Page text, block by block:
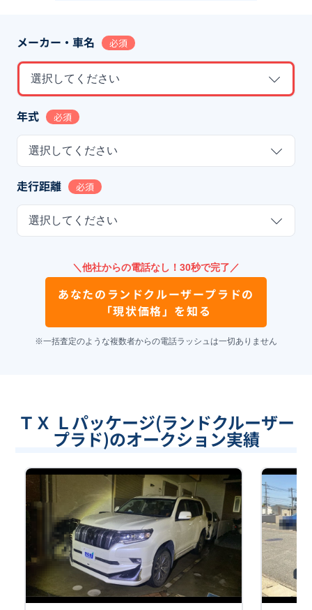
メーカー・車名 必須
選択してください
年式 必須
選択してください
走行距離 必須
選択してください
＼他社からの電話なし！30秒で完了／
あなたの ランドクルーザープラドの
「現状価格」を知る
※一括査定のような複数者からの電話ラッシュは一切ありません
ＴＸ Ｌパッケージ(ランドクルーザー
プラド)のオークション実績